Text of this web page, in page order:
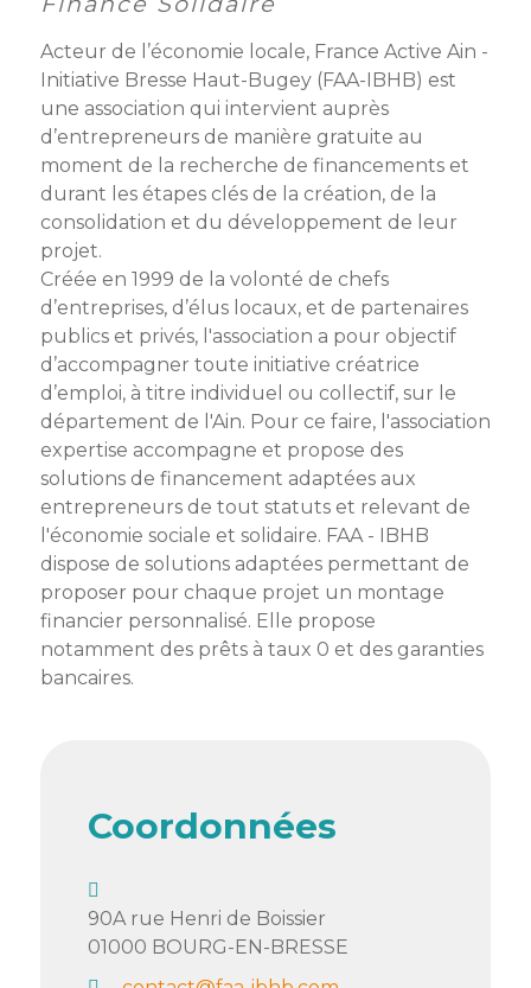
AEPV
managers
AEPV
au
féminin
Defi
sportif
inter-
entreprises
Semaine
de
l’industrie
Congrès
Newsletter
Actualité
des
membres
l’adhérent
Industrie
Bâtiment
Services
partenaires
privilèges
Proposer
une
offre
privilège
Acteur de l’économie locale, France Active Ain -
Initiative Bresse Haut-Bugey (FAA-IBHB) est
une association qui intervient auprès
d’entrepreneurs de manière gratuite au
moment de la recherche de financements et
durant les étapes clés de la création, de la
consolidation et du développement de leur
projet.
Créée en 1999 de la volonté de chefs
d’entreprises, d’élus locaux, et de partenaires
publics et privés, l'association a pour objectif
d’accompagner toute initiative créatrice
d’emploi, à titre individuel ou collectif, sur le
département de l'Ain. Pour ce faire, l'association
expertise accompagne et propose des
solutions de financement adaptées aux
entrepreneurs de tout statuts et relevant de
l'économie sociale et solidaire. FAA - IBHB
dispose de solutions adaptées permettant de
proposer pour chaque projet un montage
financier personnalisé. Elle propose
notamment des prêts à taux 0 et des garanties
bancaires.
Coordonnées
90A rue Henri de Boissier
01000 BOURG-EN-BRESSE